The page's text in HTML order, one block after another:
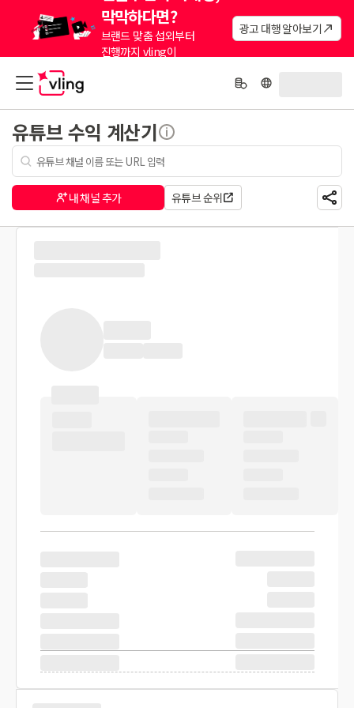
막막하다면?
브랜드 맞춤 섭외부터
진행까지 vling이
광고 대행 알아보기
유튜브 수익 계산기
내 채널 추가 유튜브 순위